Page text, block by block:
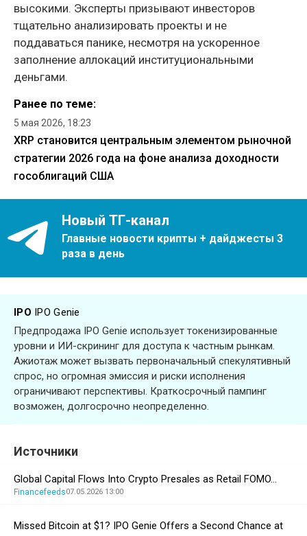
высокими. Эксперты призывают инвесторов
тщательно анализировать проекты и не
поддаваться панике, несмотря на ускоренное
заполнение аллокаций институциональными
деньгами.
Ранее по теме:
5 мая 2026, 18:23
XRP становится центральным элементом рыночной
стратегии 2026 года на фоне анализа доходности
гособлигаций США
Новый ТГ-канал
Главные новости крипты + дайджесты 3
раза в день
IPO IPO Genie
Предпродажа IPO Genie использует токенизированные
уровни и ИИ-скрининг для доступа к частным рынкам.
Ажиотаж может вызвать первоначальный спекулятивный
спрос, но огромная эмиссия и риски исполнения
ограничивают перспективы. Краткосрочный пампинг
возможен, долгосрочно неопределенно.
Источники
Global Capital Flows Into Crypto Presales as Retail FOMO…
Financefeeds07.05.2026 13:00
Missed Bitcoin at $1? IPO Genie Offers a Second Chance at